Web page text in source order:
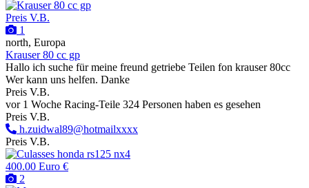
Preis V.B.
1
north, Europa
Krauser 80 cc gp
Hallo ich suche für meine freund getriebe Teilen fon krauser 80cc
Wer kann uns helfen. Danke
Preis V.B.
vor 1 Woche Racing-Teile 324 Personen haben es gesehen
Preis V.B.
h.zuidwal89@hotmailxxxx
Preis V.B.
400.00 Euro €
2